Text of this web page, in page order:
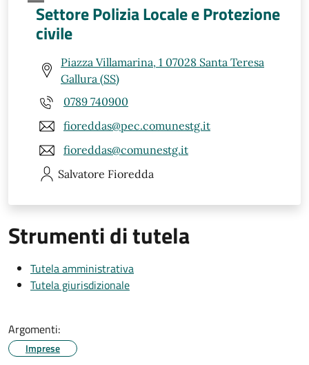
Settore Polizia Locale e Protezione
civile
Piazza Villamarina, 1 07028 Santa Teresa
Gallura (SS)
0789 740900
fioreddas@pec.comunestg.it
fioreddas@comunestg.it
Salvatore Fioredda
Strumenti di tutela
Tutela amministrativa
Tutela giurisdizionale
Argomenti:
Imprese